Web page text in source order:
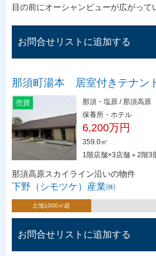
目の前にオーシャンビューが広がって
お問合せリストに追加する
那須町湯本 居室付きテナン
売買
那須・塩原 / 那須高原
保養所・ホテル
6,200万円
359.0㎡
1階店舗×3店舗＋2階3
那須高原スカイライン沿いの物件
下野（シモツケ）産業㈱
土地1000㎡超
お問合せリストに追加する